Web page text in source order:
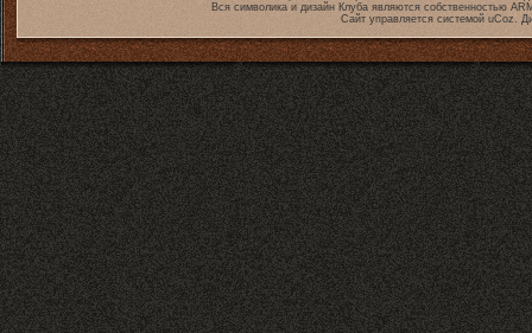
Вся символика и дизайн Клуба являются собственностью
Сайт управляется системой uCoz.